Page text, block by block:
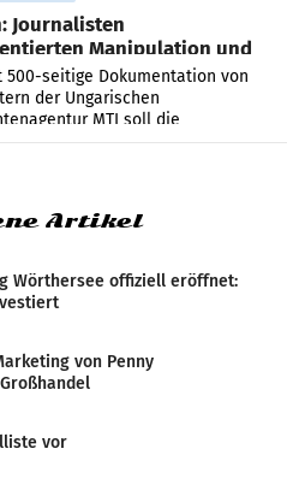
Journalisten
Manipulation und
500-seitige Dokumentation von
der Ungarischen
MTI soll die
Nachrichten-Manipulation und
Artikel
Wörthersee offiziell eröffnet:
von Penny
vor